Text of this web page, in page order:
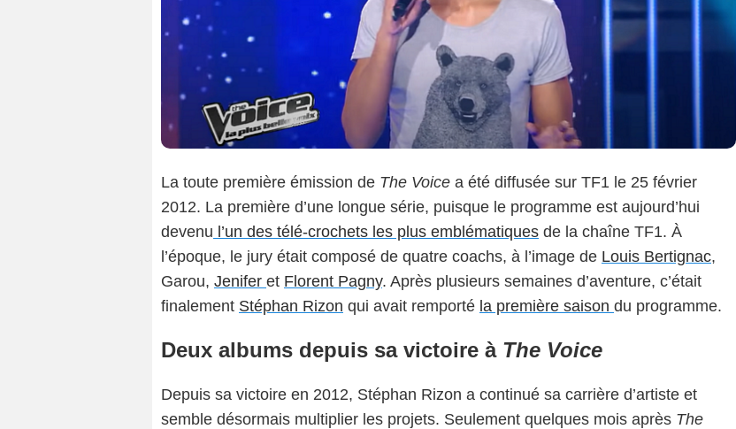
La toute première émission de The Voice a été diffusée sur TF1 le 25 février
2012. La première d’une longue série, puisque le programme est aujourd’hui
devenu l’un des télé-crochets les plus emblématiques de la chaîne TF1. À
l’époque, le jury était composé de quatre coachs, à l’image de Louis Bertignac,
Garou, Jenifer et Florent Pagny. Après plusieurs semaines d’aventure, c’était
finalement Stéphan Rizon qui avait remporté la première saison du programme.
Deux albums depuis sa victoire à The Voice
Depuis sa victoire en 2012, Stéphan Rizon a continué sa carrière d’artiste et
semble désormais multiplier les projets. Seulement quelques mois après The